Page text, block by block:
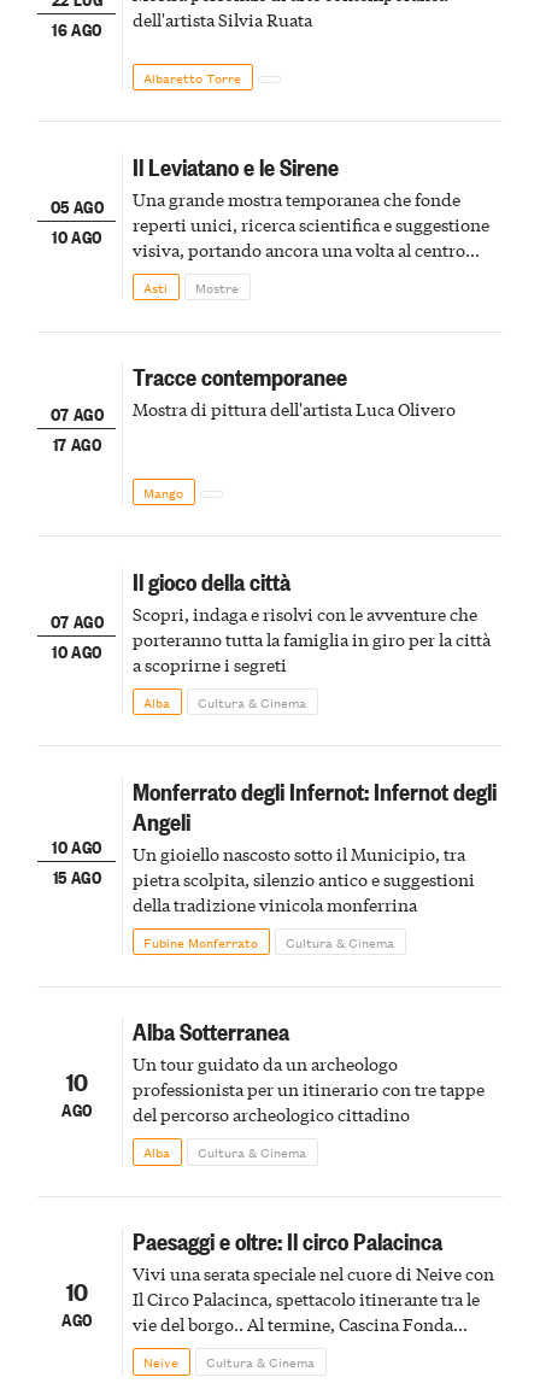
16 AGO
dell'artista Silvia Ruata
Albaretto Torre
05 AGO
10 AGO
Il Leviatano e le Sirene
Una grande mostra temporanea che fonde
reperti unici, ricerca scientifica e suggestione
visiva, portando ancora una volta al centro
della scena le meraviglie del passato astigiano
Asti Mostre
07 AGO
17 AGO
Tracce contemporanee
Mostra di pittura dell'artista Luca Olivero
Mango
07 AGO
10 AGO
Il gioco della città
Scopri, indaga e risolvi con le avventure che
porteranno tutta la famiglia in giro per la città
a scoprirne i segreti
Alba Cultura & Cinema
10 AGO
15 AGO
Monferrato degli Infernot: Infernot degli
Angeli
Un gioiello nascosto sotto il Municipio, tra
pietra scolpita, silenzio antico e suggestioni
della tradizione vinicola monferrina
Fubine Monferrato Cultura & Cinema
10
AGO
Alba Sotterranea
Un tour guidato da un archeologo
professionista per un itinerario con tre tappe
del percorso archeologico cittadino
Alba Cultura & Cinema
10
AGO
Paesaggi e oltre: Il circo Palacinca
Vivi una serata speciale nel cuore di Neive con
Il Circo Palacinca, spettacolo itinerante tra le
vie del borgo.. Al termine, Cascina Fonda
Winery offrirà una degustazione di due
spumanti.
Neive Cultura & Cinema